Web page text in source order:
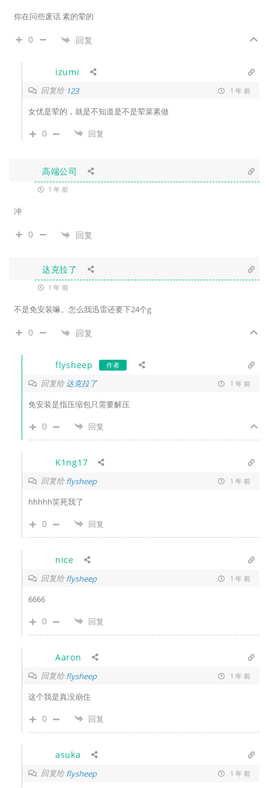
你在问些废话 素的荤的
0 回复
izumi
回复给 123 1 年 前
女优是荤的，就是不知道是不是荤菜素做
0 回复
高端公司
1 年 前
冲
0 回复
达克拉了
1 年 前
不是免安装嘛。怎么我迅雷还要下24个g
0 回复
flysheep 作者
回复给达克拉了 1 年 前
免安装是指压缩包只需要解压
0 回复
K1ng17
回复给flysheep 1 年 前
hhhhh笑死我了
0 回复
nice
回复给flysheep 1 年 前
6666
0 回复
Aaron
回复给flysheep 1 年 前
这个我是真没崩住
0 回复
asuka
回复给flysheep 1 年 前